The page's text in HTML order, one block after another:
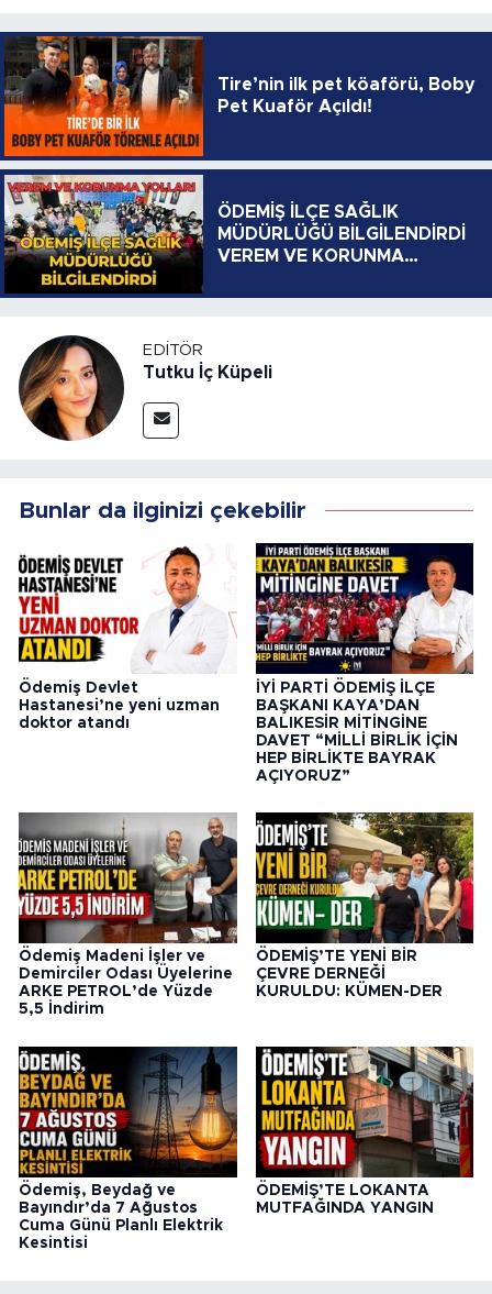
Tire’nin ilk pet köaförü, Boby
Pet Kuaför Açıldı!
ÖDEMİŞ İLÇE SAĞLIK
MÜDÜRLÜĞÜ BİLGİLENDİRDİ
VEREM VE KORUNMA
EDITÖR
Tutku İç Küpeli
Bunlar da ilginizi çekebilir
Ödemiş Devlet
Hastanesi’ne yeni uzman
doktor atandı
İYİ PARTİ ÖDEMİŞ İLÇE
BAŞKANI KAYA’DAN
BALIKESİR MİTİNGİNE
DAVET “MİLLİ BİRLİK İÇİN
HEP BİRLİKTE BAYRAK
AÇIYORUZ”
Ödemiş Madeni İşler ve
Demirciler Odası Üyelerine
ARKE PETROL’de Yüzde
5,5 İndirim
ÖDEMİŞ’TE YENİ BİR
ÇEVRE DERNEĞİ
KURULDU: KÜMEN-DER
Ödemiş, Beydağ ve
Bayındır’da 7 Ağustos
Cuma Günü Planlı Elektrik
Kesintisi
ÖDEMİŞ’TE LOKANTA
MUTFAĞINDA YANGIN